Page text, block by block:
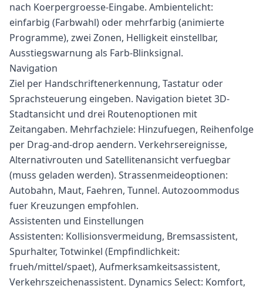
nach Koerpergroesse-Eingabe. Ambientelicht:
einfarbig (Farbwahl) oder mehrfarbig (animierte
Programme), zwei Zonen, Helligkeit einstellbar,
Ausstiegswarnung als Farb-Blinksignal.
Navigation
Ziel per Handschriftenerkennung, Tastatur oder
Sprachsteuerung eingeben. Navigation bietet 3D-
Stadtansicht und drei Routenoptionen mit
Zeitangaben. Mehrfachziele: Hinzufuegen, Reihenfolge
per Drag-and-drop aendern. Verkehrsereignisse,
Alternativrouten und Satellitenansicht verfuegbar
(muss geladen werden). Strassenmeideoptionen:
Autobahn, Maut, Faehren, Tunnel. Autozoommodus
fuer Kreuzungen empfohlen.
Assistenten und Einstellungen
Assistenten: Kollisionsvermeidung, Bremsassistent,
Spurhalter, Totwinkel (Empfindlichkeit:
frueh/mittel/spaet), Aufmerksamkeitsassistent,
Verkehrszeichenassistent. Dynamics Select: Komfort,